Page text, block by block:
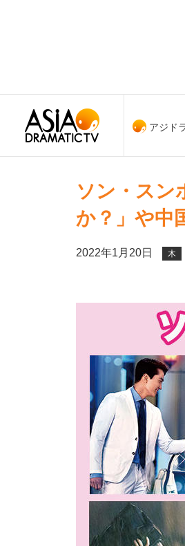
アジド
ソン・スン
か？」や中
2022年1月20日 木